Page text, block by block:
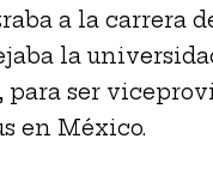
a la carrera
la
para ser
en México.